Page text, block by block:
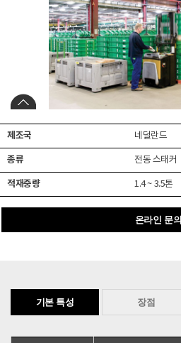
제조국 네덜란드
종류 전동 스태커
적재중량 1.4 ~ 3.5톤
온라인 문의
기본 특성 장점